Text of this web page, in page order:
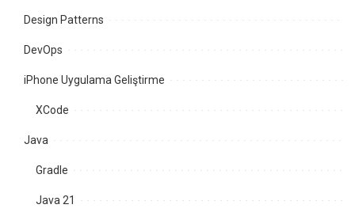
Design Patterns
DevOps
iPhone Uygulama Geliştirme
XCode
Java
Gradle
Java 21